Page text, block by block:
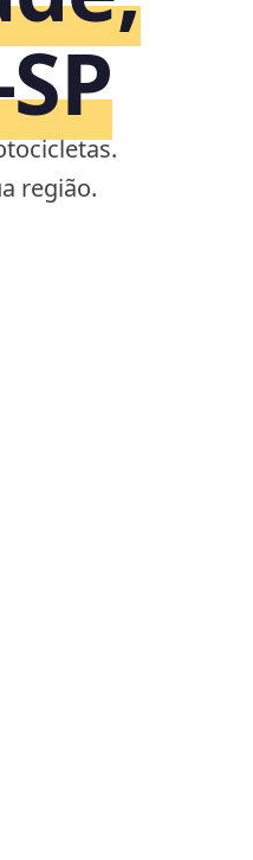
região.